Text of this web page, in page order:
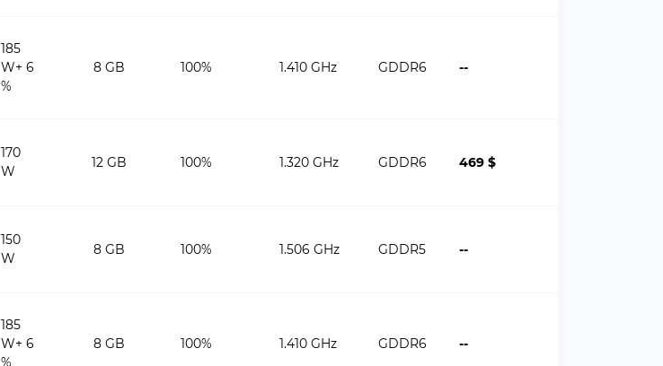
185
W+ 6
%
8 GB 100% 1.410 GHz GDDR6 --
170
W
12 GB 100% 1.320 GHz GDDR6 469 $
150
W
8 GB 100% 1.506 GHz GDDR5 --
185
W+ 6
%
8 GB 100% 1.410 GHz GDDR6 --